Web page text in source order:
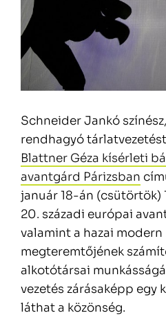
Schneider Jankó
rendhagyó
Blattner Géza kísérleti
avantgárd Párizsban
január 18-án (csütörtök)
20. századi európai
valamint a hazai
megteremtőjének
alkotótársai
vezetés zárásaképp egy
láthat a közönség.